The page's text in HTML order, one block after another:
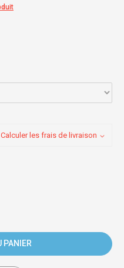
Calculer les frais de livraison
PANIER